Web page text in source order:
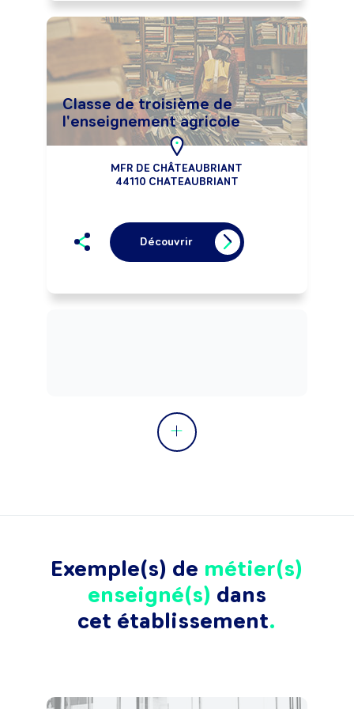
Classe de troisième de
l'enseignement agricole
MFR DE CHÂTEAUBRIANT
44110 CHATEAUBRIANT
Découvrir
Exemple(s) de métier(s)
enseigné(s) dans
cet établissement